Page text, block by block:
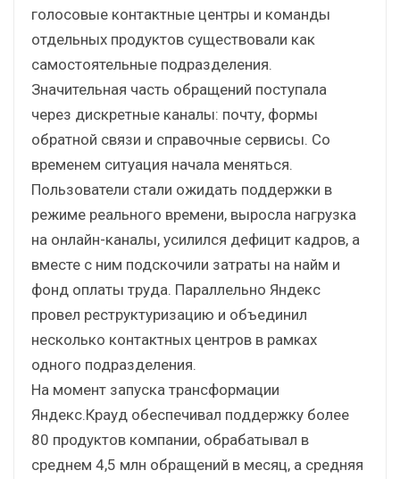
голосовые контактные центры и команды
отдельных продуктов существовали как
самостоятельные подразделения.
Значительная часть обращений поступала
через дискретные каналы: почту, формы
обратной связи и справочные сервисы. Со
временем ситуация начала меняться.
Пользователи стали ожидать поддержки в
режиме реального времени, выросла нагрузка
на онлайн-каналы, усилился дефицит кадров, а
вместе с ним подскочили затраты на найм и
фонд оплаты труда. Параллельно Яндекс
провел реструктуризацию и объединил
несколько контактных центров в рамках
одного подразделения.
На момент запуска трансформации
Яндекс.Крауд обеспечивал поддержку более
80 продуктов компании, обрабатывал в
среднем 4,5 млн обращений в месяц, а средняя